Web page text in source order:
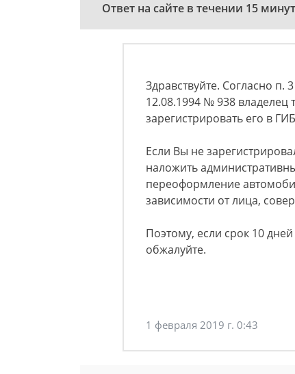
Ответ на сайте в течении 15 минут
Здравствуйте. Согласно п.
12.08.1994 № 938 владелец
зарегистрировать его в
Если Вы не
наложить
переоформление
зависимости от лица,
Поэтому, если срок 10
обжалуйте.
1 февраля 2019 г. 0:43